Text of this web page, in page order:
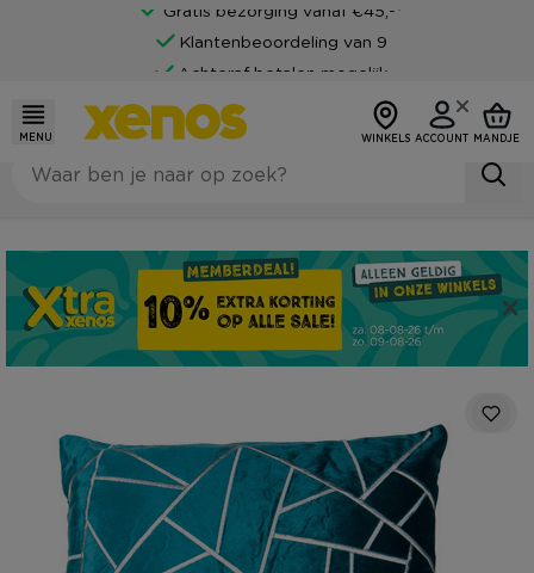
Gratis bezorging vanaf €45,-*
Klantenbeoordeling van 9
Achteraf betalen mogelijk
MENU WINKELS ACCOUNT MANDJE